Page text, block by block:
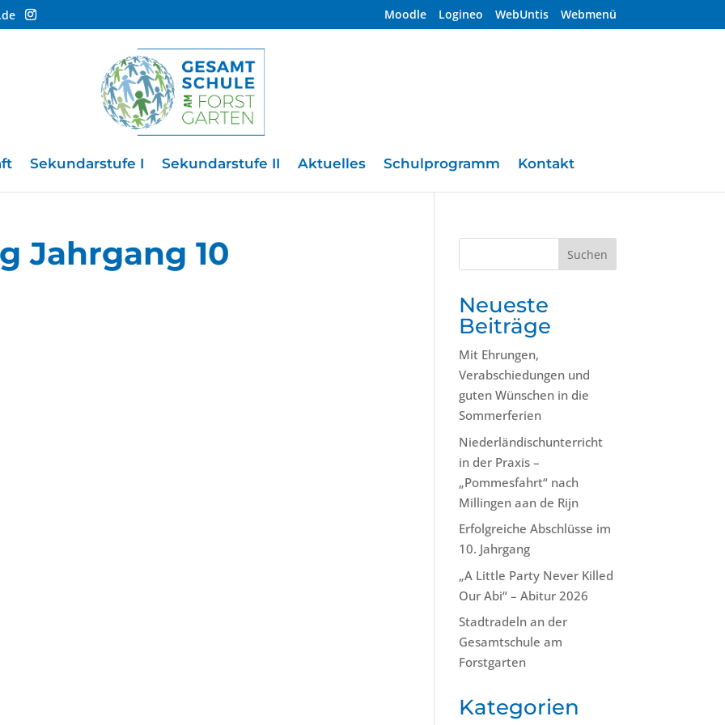
Moodle Logineo WebUntis Webmenü
Sekundarstufe I Sekundarstufe II Aktuelles Schulprogramm Kontakt
Jahrgang 10 Suchen
Neueste
Beiträge
Mit Ehrungen,
Verabschiedungen und
guten Wünschen in die
Sommerferien
Niederländischunterricht
in der Praxis –
„Pommesfahrt“ nach
Millingen aan de Rijn
Erfolgreiche Abschlüsse im
10. Jahrgang
„A Little Party Never Killed
Our Abi“ – Abitur 2026
Stadtradeln an der
Gesamtschule am
Forstgarten
Kategorien